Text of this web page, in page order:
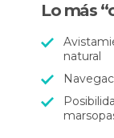
Lo más
natural